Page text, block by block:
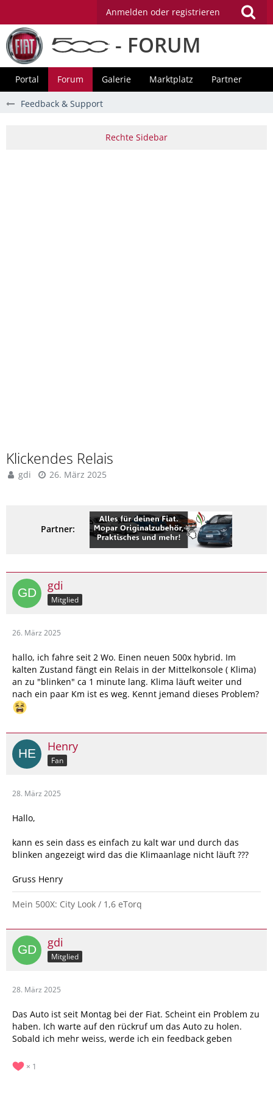
Anmelden oder registrieren
- FORUM
Portal Forum Galerie Marktplatz Partner
Feedback & Support
Klickendes Relais
gdi 26. März 2025
Partner:
gdi
Mitglied
26. März 2025
hallo, ich fahre seit 2 Wo. Einen neuen 500x hybrid. Im
kalten Zustand fängt ein Relais in der Mittelkonsole ( Klima)
an zu "blinken" ca 1 minute lang. Klima läuft weiter und
nach ein paar Km ist es weg. Kennt jemand dieses Problem?
Henry
Fan
28. März 2025
Hallo,
kann es sein dass es einfach zu kalt war und durch das
blinken angezeigt wird das die Klimaanlage nicht läuft ???
Gruss Henry
Mein 500X: City Look / 1,6 eTorq
gdi
Mitglied
28. März 2025
Das Auto ist seit Montag bei der Fiat. Scheint ein Problem zu
haben. Ich warte auf den rückruf um das Auto zu holen.
Sobald ich mehr weiss, werde ich ein feedback geben
1